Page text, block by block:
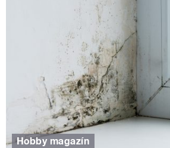
Hobby magazín